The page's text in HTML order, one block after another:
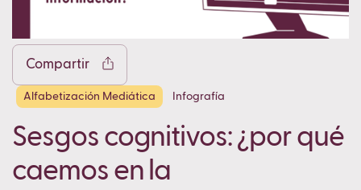
Compartir
Alfabetización Mediática Infografía
Sesgos cognitivos: ¿por qué
caemos en la